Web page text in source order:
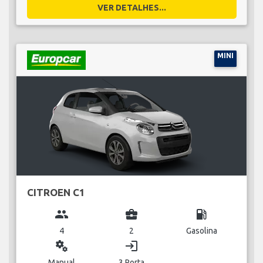
VER DETALHES...
MINI
CITROEN C1
group
4
business_center
2
local_gas_station
Gasolina
miscellaneous_services login